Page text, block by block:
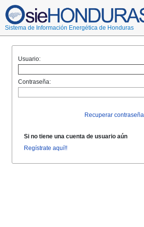
Sistema de Información Energética de Honduras
Usuario:
Contraseña:
Recuperar contraseña
Si no tiene una cuenta de usuario aún
Regístrate aquí!!